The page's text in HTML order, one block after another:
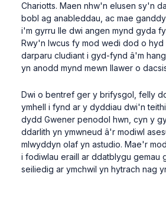
Chariotts. Maen nhw'n elusen sy'n
bobl ag anableddau, ac mae
i'm gyrru lle dwi angen mynd gyda
Rwy'n lwcus fy mod wedi dod o hyd
darparu cludiant i gyd-fynd â'm
yn anodd mynd mewn llawer o
Dwi o bentref ger y brifysgol, felly
ymhell i fynd ar y dyddiau dwi'n
dydd Gwener penodol hwn, cyn y
ddarlith yn ymwneud â'r modiwl
mlwyddyn olaf yn astudio. Mae'r
i fodiwlau eraill ar ddatblygu gemau
seiliedig ar ymchwil yn hytrach nag